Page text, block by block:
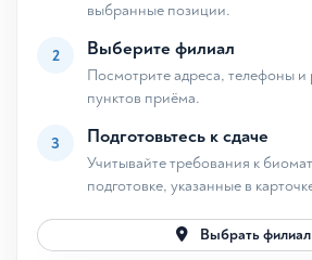
выбранные позиции.
2 Выберите филиал
Посмотрите адреса, телефоны
пунктов приёма.
3 Подготовьтесь к сдаче
Учитывайте требования к
подготовке, указанные в
Выбрать филиал